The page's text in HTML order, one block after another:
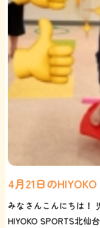
4月21日の
みなさんこんにちは！
HIYOKO SPORTS北仙